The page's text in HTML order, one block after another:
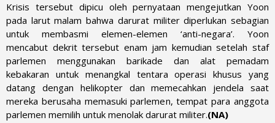
Krisis tersebut dipicu oleh pernyataan mengejutkan Yoon
pada larut malam bahwa darurat militer diperlukan sebagian
untuk membasmi elemen-elemen ‘anti-negara’. Yoon
mencabut dekrit tersebut enam jam kemudian setelah staf
parlemen menggunakan barikade dan alat pemadam
kebakaran untuk menangkal tentara operasi khusus yang
datang dengan helikopter dan memecahkan jendela saat
mereka berusaha memasuki parlemen, tempat para anggota
parlemen memilih untuk menolak darurat militer.(NA)